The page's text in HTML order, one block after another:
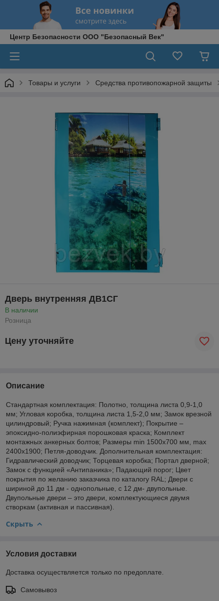
Центр Безопасности ООО "Безопасный Век"
Товары и услуги Средства противопожарной защиты
Дверь внутренняя ДВ1СГ
В наличии
Розница
Цену уточняйте
Описание
Стандартная комплектация: Полотно, толщина листа 0,9-1,0
мм; Угловая коробка, толщина листа 1,5-2,0 мм; Замок врезной
цилиндровый; Ручка нажимная (комплект); Покрытие –
эпоксидно-полиэфирная порошковая краска; Комплект
монтажных анкерных болтов; Размеры min 1500х700 мм, max
2400х1900; Петля-доводчик. Дополнительная комплектация:
Гидравлический доводчик; Торцевая коробка; Портал дверной;
Замок с функцией «Антипаника»; Падающий порог; Цвет
покрытия по желанию заказчика по каталогу RAL; Двери с
шириной до 11 дм - однопольные, с 12 дм- двупольные.
Двупольные двери – это двери, комплектующиеся двумя
створкам (активная и пассивная).
Скрыть
Условия доставки
Доставка осуществляется только по предоплате.
Самовывоз